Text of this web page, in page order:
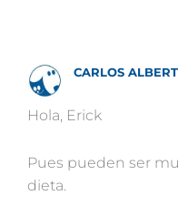
CARLOS
Hola, Erick
Pues pueden ser
dieta.